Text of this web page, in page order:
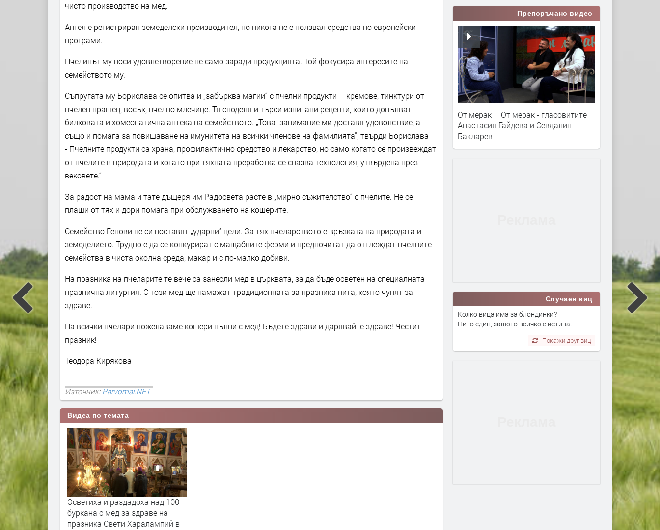
чисто производство на мед.
Ангел е регистриран земеделски производител, но никога не е ползвал средства по европейски
програми.
Пчелинът му носи удовлетворение не само заради продукцията. Той фокусира интересите на
семейството му.
Съпругата му Борислава се опитва и „забърква магии“ с пчелни продукти – кремове, тинктури от
пчелен прашец, восък, пчелно млечице. Тя споделя и търси изпитани рецепти, които допълват
билковата и хомеопатична аптека на семейството. „Това занимание ми доставя удоволствие, а
също и помага за повишаване на имунитета на всички членове на фамилията“, твърди Борислава
- Пчелните продукти са храна, профилактично средство и лекарство, но само когато се произвеждат
от пчелите в природата и когато при тяхната преработка се спазва технология, утвърдена през
вековете.“
За радост на мама и тате дъщеря им Радосвета расте в „мирно съжителство“ с пчелите. Не се
плаши от тях и дори помага при обслужването на кошерите.
Семейство Генови не си поставят „ударни“ цели. За тях пчеларството е връзката на природата и
земеделието. Трудно е да се конкурират с мащабните ферми и предпочитат да отглеждат пчелните
семейства в чиста околна среда, макар и с по-малко добиви.
На празника на пчеларите те вече са занесли мед в църквата, за да бъде осветен на специалната
празнична литургия. С този мед ще намажат традиционната за празника пита, която чупят за
здраве.
На всички пчелари пожелаваме кошери пълни с мед! Бъдете здрави и дарявайте здраве! Честит
празник!
Теодора Кирякова
Източник:Parvomai.NET
Видеа по темата
Осветиха и раздадоха над 100
буркана с мед за здраве на
празника Свети Харалампий в
Препоръчано видео
От мерак – От мерак - гласовитите
Анастасия Гайдева и Севдалин
Бакларев
Случаен виц
Колко вица има за блондинки?
Нито един, защото всичко е истина.
Покажи друг виц